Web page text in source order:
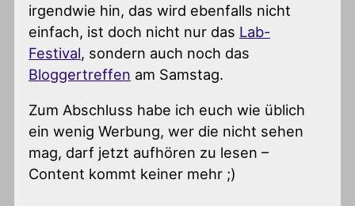
irgendwie hin, das wird ebenfalls nicht
einfach, ist doch nicht nur das Lab-
Festival, sondern auch noch das
Bloggertreffen am Samstag.
Zum Abschluss habe ich euch wie üblich
ein wenig Werbung, wer die nicht sehen
mag, darf jetzt aufhören zu lesen –
Content kommt keiner mehr ;)